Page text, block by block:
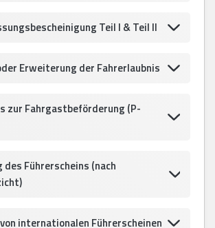
Teil I & Teil II
Erweiterung der Fahrerlaubnis
zur Fahrgastbeförderung (P-
Führerscheins (nach
internationalen Führerscheinen